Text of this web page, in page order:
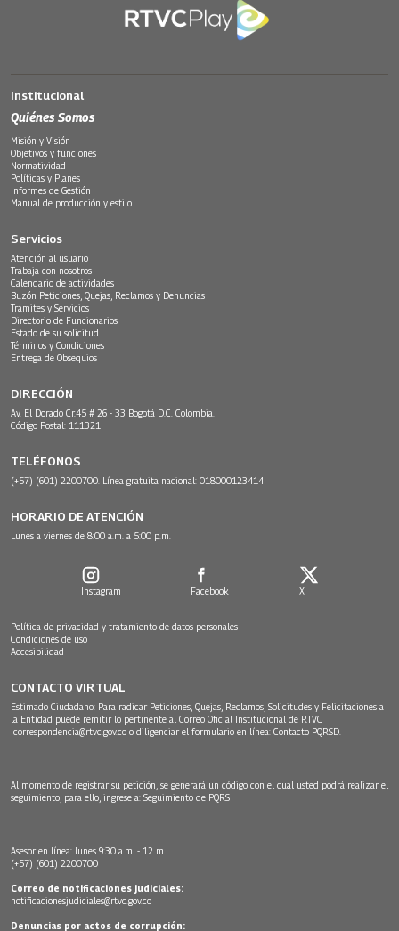
Institucional
Quiénes Somos
Misión y Visión
Objetivos y funciones
Normatividad
Políticas y Planes
Informes de Gestión
Manual de producción y estilo
Servicios
Atención al usuario
Trabaja con nosotros
Calendario de actividades
Buzón Peticiones, Quejas, Reclamos y Denuncias
Trámites y Servicios
Directorio de Funcionarios
Estado de su solicitud
Términos y Condiciones
Entrega de Obsequios
DIRECCIÓN
Av. El Dorado Cr.45 # 26 - 33 Bogotá D.C. Colombia.
Código Postal: 111321
TELÉFONOS
(+57) (601) 2200700. Línea gratuita nacional: 018000123414
HORARIO DE ATENCIÓN
Lunes a viernes de 8:00 a.m. a 5:00 p.m.
Instagram Facebook X
Política de privacidad y tratamiento de datos personales
Condiciones de uso
Accesibilidad
CONTACTO VIRTUAL
Estimado Ciudadano: Para radicar Peticiones, Quejas, Reclamos, Solicitudes y Felicitaciones a
la Entidad puede remitir lo pertinente al Correo Oficial Institucional de RTVC
correspondencia@rtvc.gov.co o diligenciar el formulario en línea: Contacto PQRSD.
Al momento de registrar su petición, se generará un código con el cual usted podrá realizar el
seguimiento, para ello, ingrese a: Seguimiento de PQRS
Asesor en línea: lunes 9:30 a.m. - 12 m
(+57) (601) 2200700
Correo de notificaciones judiciales:
notificacionesjudiciales@rtvc.gov.co
Denuncias por actos de corrupción: